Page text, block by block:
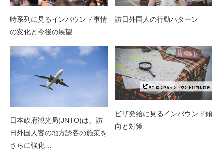
時系列に見るインバウンド事情
の変化と今後の展望
訪日外国人の行動パターン
日本政府観光局(JNTO)は、訪
日外国人客の地方誘客の施策を
さらに強化…
ビザ発給に見るインバウンド傾
向と対策